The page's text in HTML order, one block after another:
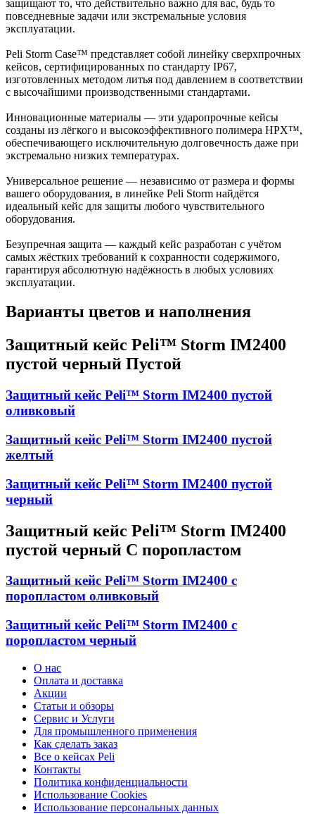
защищают то, что действительно важно для вас, будь то
повседневные задачи или экстремальные условия
эксплуатации.
Peli Storm Case™ представляет собой линейку сверхпрочных
кейсов, сертифицированных по стандарту IP67,
изготовленных методом литья под давлением в соответствии
с высочайшими производственными стандартами.
Инновационные материалы — эти ударопрочные кейсы
созданы из лёгкого и высокоэффективного полимера HPX™,
обеспечивающего исключительную долговечность даже при
экстремально низких температурах.
Универсальное решение — независимо от размера и формы
вашего оборудования, в линейке Peli Storm найдётся
идеальный кейс для защиты любого чувствительного
оборудования.
Безупречная защита — каждый кейс разработан с учётом
самых жёстких требований к сохранности содержимого,
гарантируя абсолютную надёжность в любых условиях
эксплуатации.
Варианты цветов и наполнения
Защитный кейс Peli™ Storm IM2400
пустой черный Пустой
Защитный кейс Peli™ Storm IM2400 пустой
оливковый
Защитный кейс Peli™ Storm IM2400 пустой
желтый
Защитный кейс Peli™ Storm IM2400 пустой
черный
Защитный кейс Peli™ Storm IM2400
пустой черный С поропластом
Защитный кейс Peli™ Storm IM2400 с
поропластом оливковый
Защитный кейс Peli™ Storm IM2400 с
поропластом черный
О нас
Оплата и доставка
Акции
Статьи и обзоры
Сервис и Услуги
Для промышленного применения
Как сделать заказ
Все о кейсах Peli
Контакты
Политика конфиденциальности
Использование Cookies
Использование персональных данных